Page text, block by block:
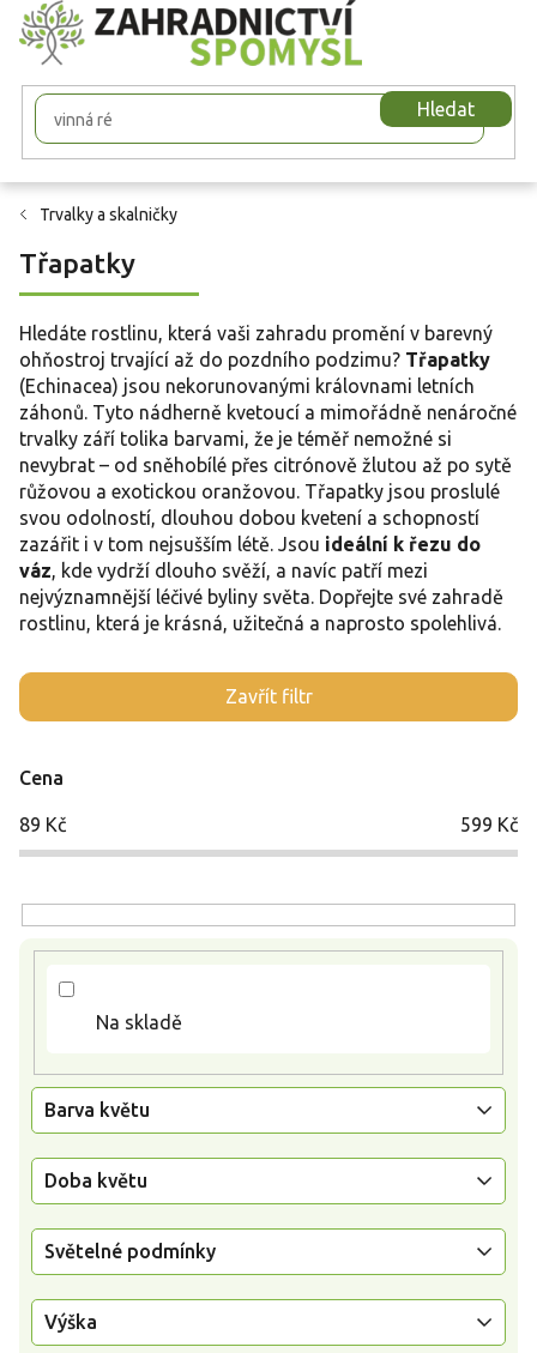
Přejít
na
obsah
Hledat
Trvalky a skalničky
Třapatky
Hledáte rostlinu, která vaši zahradu promění v barevný
ohňostroj trvající až do pozdního podzimu? Třapatky
(Echinacea) jsou nekorunovanými královnami letních
záhonů. Tyto nádherně kvetoucí a mimořádně nenáročné
trvalky září tolika barvami, že je téměř nemožné si
nevybrat – od sněhobílé přes citrónově žlutou až po sytě
růžovou a exotickou oranžovou. Třapatky jsou proslulé
svou odolností, dlouhou dobou kvetení a schopností
zazářit i v tom nejsušším létě. Jsou ideální k řezu do
váz , kde vydrží dlouho svěží, a navíc patří mezi
nejvýznamnější léčivé byliny světa. Dopřejte své zahradě
rostlinu, která je krásná, užitečná a naprosto spolehlivá.
Zavřít filtr
Cena
89 Kč 599 Kč
Na skladě
Barva květu
Doba květu
Světelné podmínky
Výška
V
ý
s
p
u